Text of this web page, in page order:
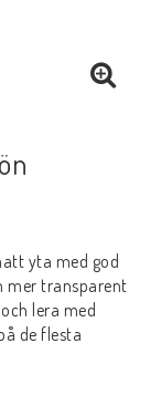
yta med god
mer transparent
lera med
de flesta